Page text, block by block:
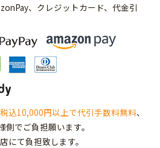
、クレジットカード、代金引
税込10,000円以上で代引手数料無料、
側でご負担願います。
にて負担致します。